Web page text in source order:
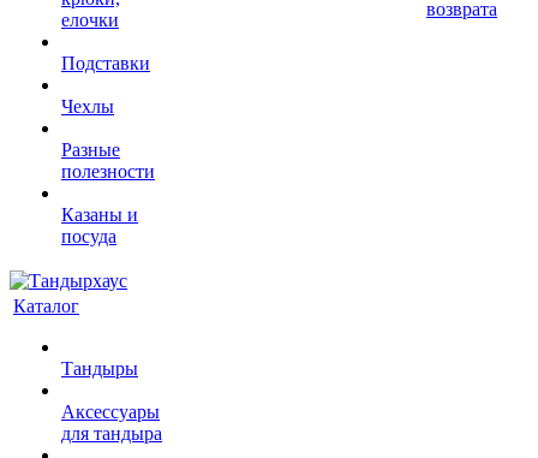
елочки
Подставки
Чехлы
Разные
полезности
Казаны и
посуда
возврата
Каталог
Тандыры
Аксессуары
для тандыра